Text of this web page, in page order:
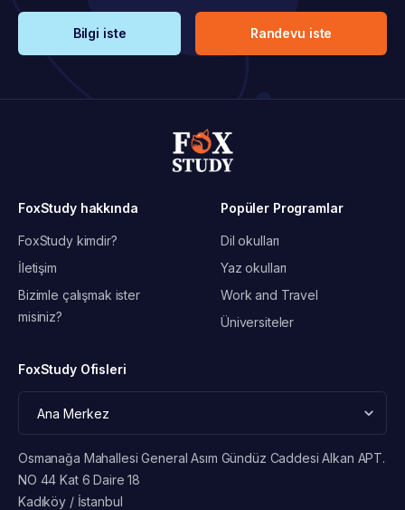
Bilgi iste Randevu iste
FoxStudy hakkında
FoxStudy kimdir?
İletişim
Bizimle çalışmak ister
misiniz?
Popüler Programlar
Dil okulları
Yaz okulları
Work and Travel
Üniversiteler
FoxStudy Ofisleri
Osmanağa Mahallesi General Asım Gündüz Caddesi Alkan APT.
NO 44 Kat 6 Daire 18
Kadıköy / İstanbul